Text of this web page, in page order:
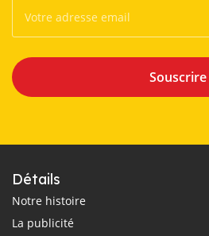
Souscrire
Détails
Notre histoire
La publicité